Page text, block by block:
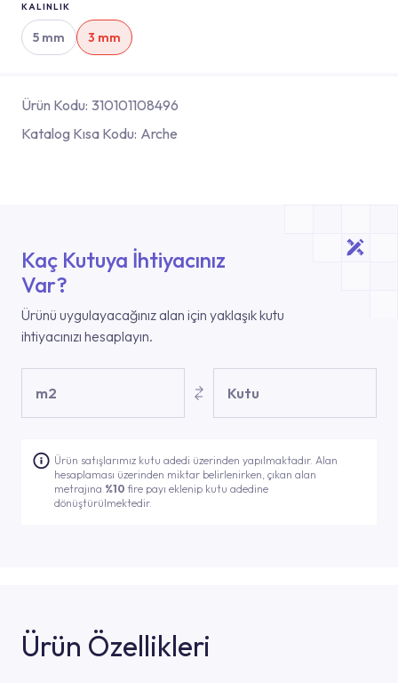
KALINLIK
5 mm 3 mm
Ürün Kodu: 310101108496
Katalog Kısa Kodu: Arche
Kaç Kutuya İhtiyacınız
Var?
Ürünü uygulayacağınız alan için yaklaşık kutu
ihtiyacınızı hesaplayın.
m2 Kutu
Ürün satışlarımız kutu adedi üzerinden yapılmaktadır. Alan
hesaplaması üzerinden miktar belirlenirken, çıkan alan
metrajına %10fire payı eklenip kutu adedine
dönüştürülmektedir.
Ürün Özellikleri